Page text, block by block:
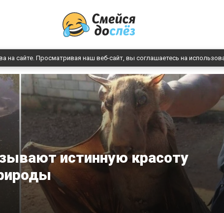
на сайте. Просматривая наш веб-сайт, вы соглашаетесь на
истинную красоту